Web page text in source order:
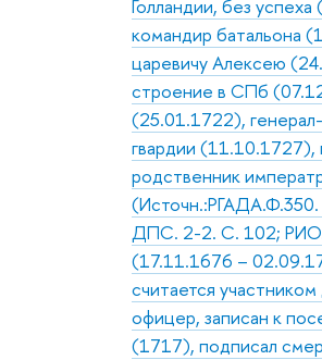
Голландии, без
командир батальона
царевичу Алексею
строение в СПб
(25.01.1722),
гвардии
родственник
ДПС. 2-2. С. 102;
(17.11.1676 –
считается
офицер, записан к
(1717), подписал